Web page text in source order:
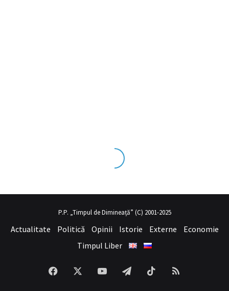
tecrübesinin ve üstsex izleseviye olduğu dışarıdan
P.P. „Timpul de Dimineață” (C) 2001-2025
Actualitate Politică Opinii Istorie Externe
Economie
Timpul Liber
Facebook YouTubeTelegramTikTokRSS